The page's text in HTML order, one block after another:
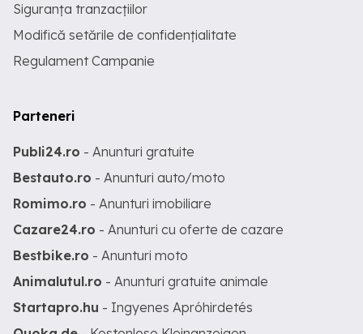
Siguranța tranzacțiilor
Modifică setările de confidențialitate
Regulament Campanie
Parteneri
Publi24.ro - Anunturi gratuite
Bestauto.ro - Anunturi auto/moto
Romimo.ro - Anunturi imobiliare
Cazare24.ro - Anunturi cu oferte de cazare
Bestbike.ro - Anunturi moto
Animalutul.ro - Anunturi gratuite animale
Startapro.hu - Ingyenes Apróhirdetés